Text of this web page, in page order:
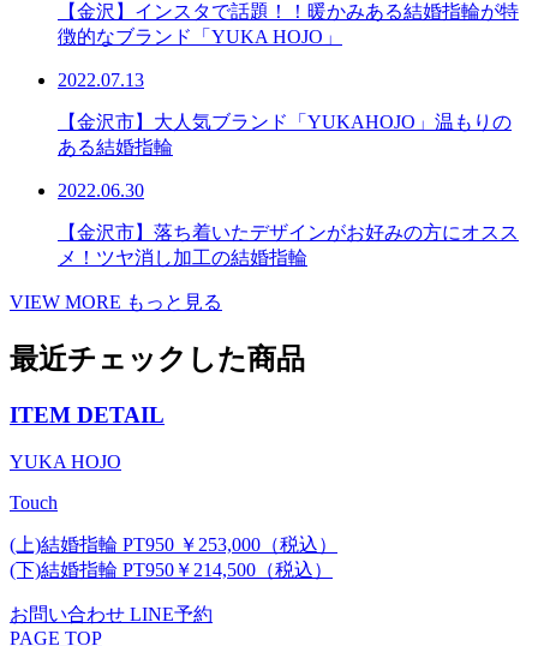
【金沢】インスタで話題！！暖かみある結婚指輪が特
徴的なブランド「YUKA HOJO」
2022.07.13
【金沢市】大人気ブランド「YUKAHOJO」温もりの
ある結婚指輪
2022.06.30
【金沢市】落ち着いたデザインがお好みの方にオスス
メ！ツヤ消し加工の結婚指輪
VIEW MORE もっと見る
最近チェックした商品
ITEM DETAIL
YUKA HOJO
Touch
(上)結婚指輪 PT950 ￥253,000（税込）
(下)結婚指輪 PT950￥214,500（税込）
お問い合わせ LINE予約
PAGE TOP